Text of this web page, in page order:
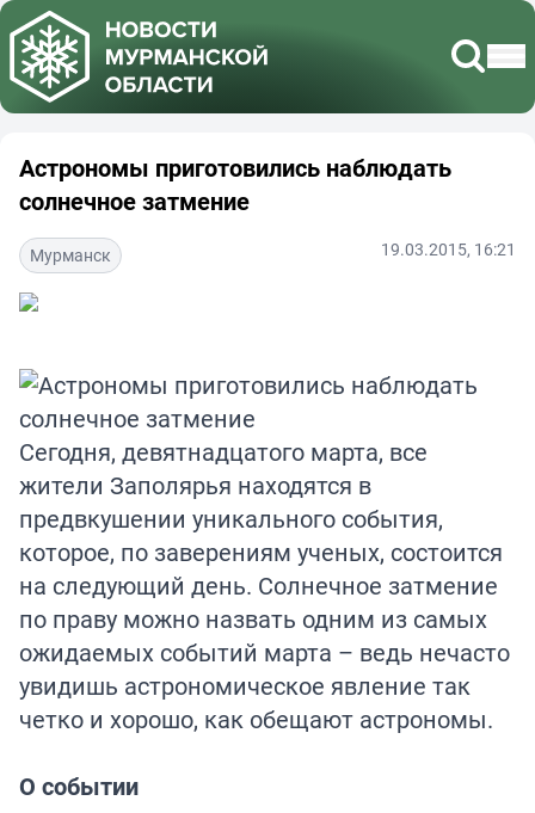
Астрономы приготовились наблюдать
солнечное затмение
Мурманск 19.03.2015, 16:21
Сегодня, девятнадцатого марта, все
жители Заполярья находятся в
предвкушении уникального события,
которое, по заверениям ученых, состоится
на следующий день. Солнечное затмение
по праву можно назвать одним из самых
ожидаемых событий марта – ведь нечасто
увидишь астрономическое явление так
четко и хорошо, как обещают астрономы.
О событии